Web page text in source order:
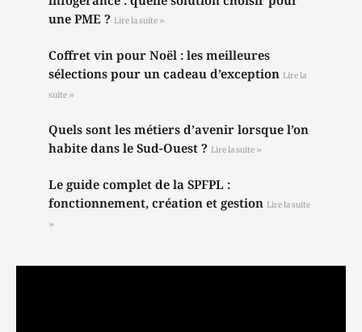
une PME ? Lire la suite »
Coffret vin pour Noël : les meilleures
sélections pour un cadeau d’exception Lire la
suite »
Quels sont les métiers d’avenir lorsque l’on
habite dans le Sud-Ouest ? Lire la suite »
Le guide complet de la SPFPL :
fonctionnement, création et gestion Lire la suite
»